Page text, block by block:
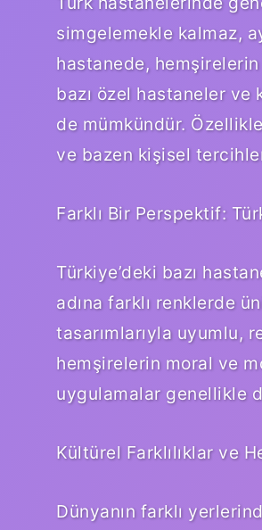
simgelemekle kalmaz,
hastanede,
bazı özel hastaneler
de mümkündür.
ve bazen kişisel
Farklı Bir Perspektif:
Türkiye’deki bazı
adına farklı renklerde
tasarımlarıyla uyumlu,
hemşirelerin moral ve
uygulamalar genellikle
Kültürel Farklılıklar ve
Dünyanın farklı